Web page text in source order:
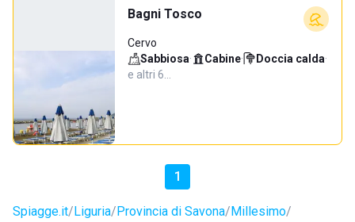
Bagni Tosco
Cervo
Sabbiosa· Cabine· Doccia calda·
e altri 6…
1
Spiagge.it Liguria Provincia di Savona Millesimo